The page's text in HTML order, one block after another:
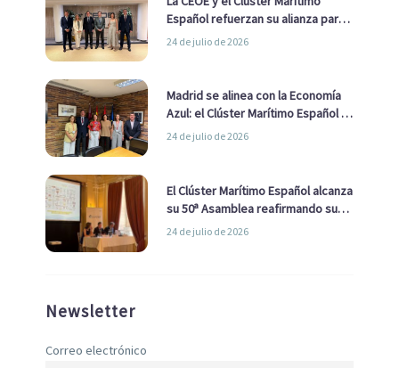
Español refuerzan su alianza para
impulsar una estrategia Nacional
24 de julio de 2026
Madrid se alinea con la Economía
Azul: el Clúster Marítimo Español y
la Real Liga Naval avanzan alianzas
24 de julio de 2026
El Clúster Marítimo Español alcanza
su 50ª Asamblea reafirmando su
liderazgo en la Economía Azul
24 de julio de 2026
Newsletter
Correo electrónico